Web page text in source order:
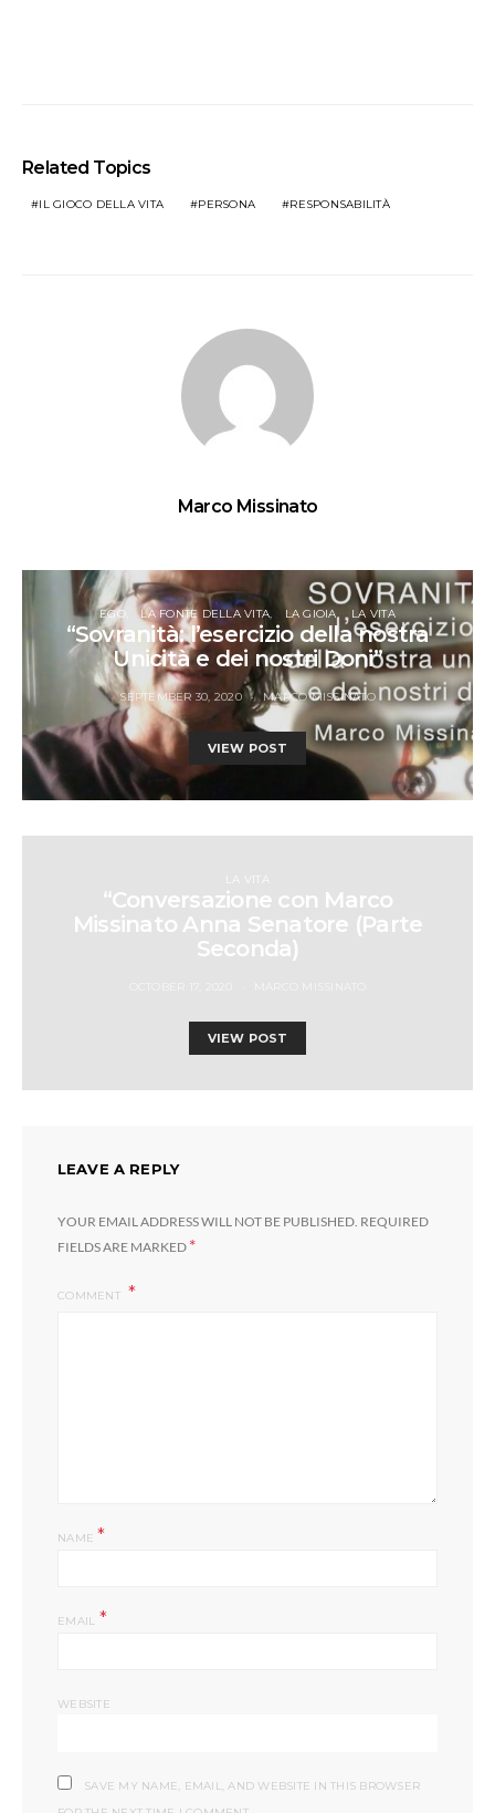
Related Topics
IL GIOCO DELLA VITA PERSONA RESPONSABILITÀ
Marco Missinato
EGO LA FONTE DELLA VITA LA GIOIA LA VITA
“Sovranità: l’esercizio della nostra
Unicità e dei nostri Doni”
SEPTEMBER 30, 2020 MARCO MISSINATO
VIEW POST
LA VITA
“Conversazione con Marco
Missinato Anna Senatore (Parte
Seconda)
VIEW POST
LEAVE A REPLY
YOUR EMAIL ADDRESS WILL NOT BE PUBLISHED. REQUIRED
FIELDS ARE MARKED *
COMMENT
NAME*
EMAIL *
WEBSITE
SAVE MY NAME, EMAIL, AND WEBSITE IN THIS BROWSER